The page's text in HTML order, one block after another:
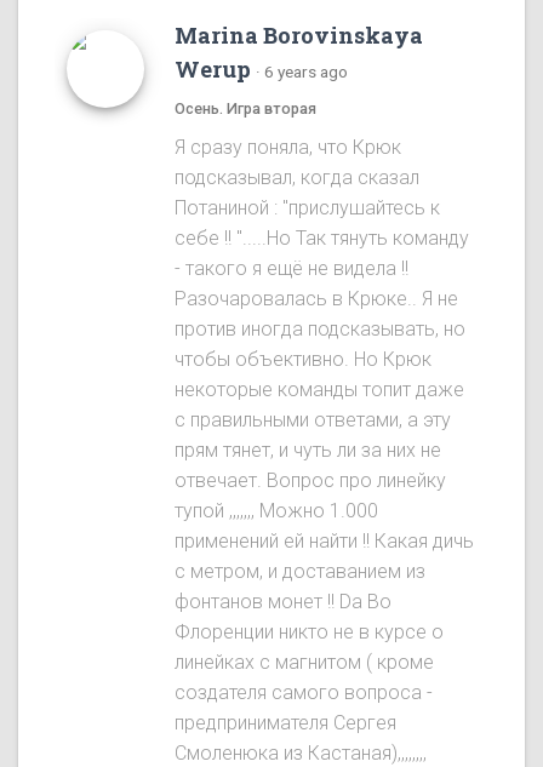
Marina Borovinskaya
Werup · 6 years ago
Осень. Игра вторая
Я сразу понялa, что Крюк
подсказывал, когда сказал
Потаниной : "прислушайтесь к
себе !! ".....Ho Так тянуть команду
- такого я ещё не видела !!
Разочаровалась в Крюке.. Я не
против иногда подсказывать, но
чтобы объективно. Ho Крюк
некоторые команды топит даже
с правильными ответами, а эту
прям тянет, и чуть ли за них не
отвечает. Вопрос про линейку
тупой ,,,,,,, Можно 1.000
применений ей найти !! Какая дичь
с метром, и доставанием из
фонтанов монет !! Da Во
Флоренции никто не в курсе о
линейках с магнитом ( кроме
создателя самого вопроса -
предпринимателя Сергея
Смоленюка из Кастаная),,,,,,,,